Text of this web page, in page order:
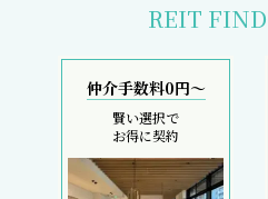
REIT FIND
仲介手数料0円～
賢い選択で
お得に契約